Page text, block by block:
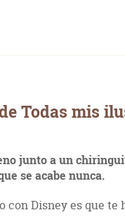
Todas mis
junto a un
se acabe nunca.
con Disney es que te